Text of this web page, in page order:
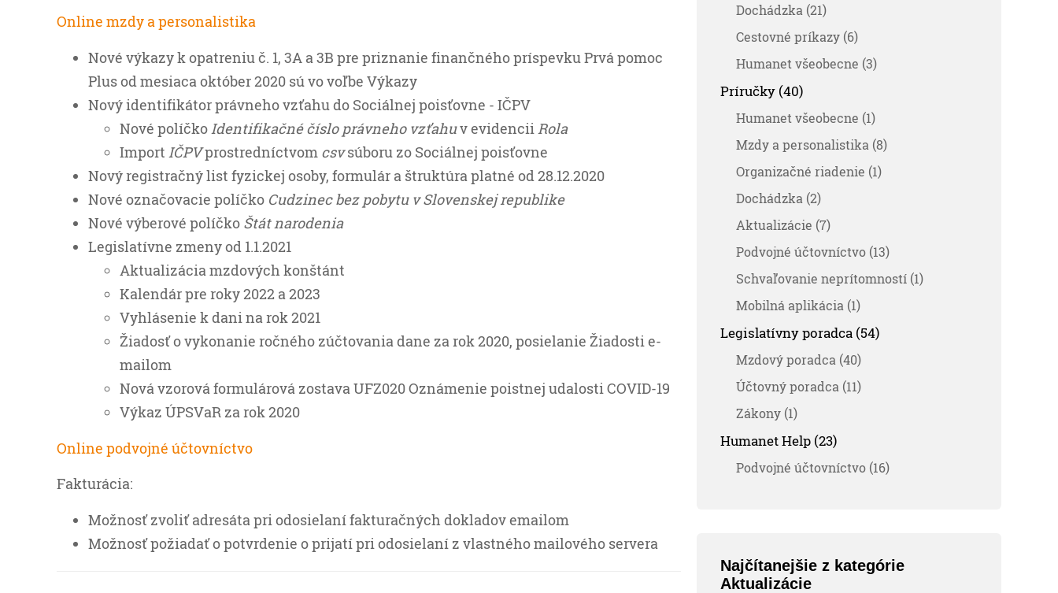
Online mzdy a personalistika
Nové výkazy k opatreniu č. 1, 3A a 3B pre priznanie finančného príspevku Prvá pomoc
Plus od mesiaca október 2020 sú vo voľbe Výkazy
Nový identifikátor právneho vzťahu do Sociálnej poisťovne - IČPV
Nové políčkoIdentifikačné číslo právneho vzťahuv evidenciiRola
Import IČPVprostredníctvom csvsúboru zo Sociálnej poisťovne
Nový registračný list fyzickej osoby, formulár a štruktúra platné od 28.12.2020
Nové označovacie políčko Cudzinec bez pobytu v Slovenskej republike
Nové výberové políčko Štát narodenia
Legislatívne zmeny od 1.1.2021
Aktualizácia mzdových konštánt
Kalendár pre roky 2022 a 2023
Vyhlásenie k dani na rok 2021
Žiadosť o vykonanie ročného zúčtovania dane za rok 2020, posielanie Žiadosti e-
mailom
Nová vzorová formulárová zostava UFZ020 Oznámenie poistnej udalosti COVID-19
Výkaz ÚPSVaR za rok 2020
Online podvojné účtovníctvo
Fakturácia:
Možnosť zvoliť adresáta pri odosielaní fakturačných dokladov emailom
Možnosť požiadať o potvrdenie o prijatí pri odosielaní z vlastného mailového servera
Dochádzka (21)
Cestovné príkazy (6)
Humanet všeobecne (3)
Príručky (40)
Humanet všeobecne (1)
Mzdy a personalistika (8)
Organizačné riadenie (1)
Dochádzka (2)
Aktualizácie (7)
Podvojné účtovníctvo (13)
Schvaľovanie neprítomností (1)
Mobilná aplikácia (1)
Legislatívny poradca (54)
Mzdový poradca (40)
Účtovný poradca (11)
Zákony (1)
Humanet Help (23)
Podvojné účtovníctvo (16)
Najčítanejšie z kategórie
Aktualizácie